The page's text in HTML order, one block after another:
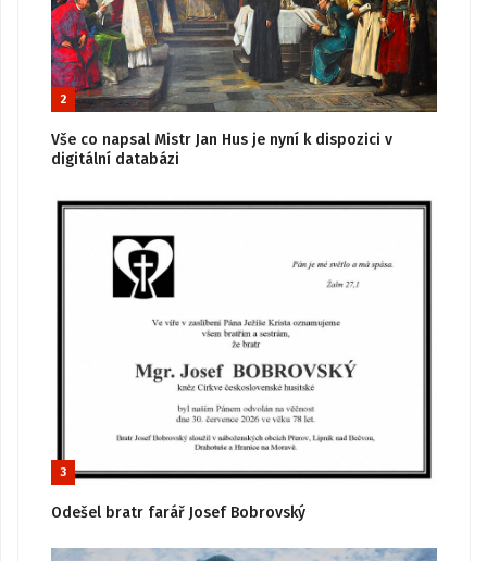
2
Vše co napsal Mistr Jan Hus je nyní k dispozici v
digitální databázi
3
Odešel bratr farář Josef Bobrovský